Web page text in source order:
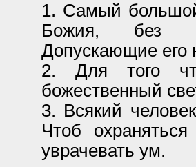
1. Самый
Божия, без
Допускающие его
2. Для того
божественный
3. Всякий
Чтоб
уврачевать ум.